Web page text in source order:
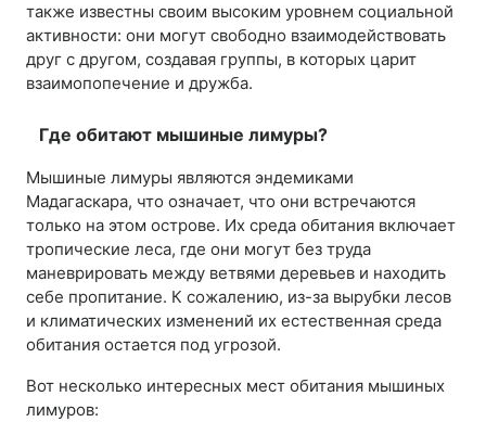
также известны своим высоким уровнем социальной
активности: они могут свободно взаимодействовать
друг с другом, создавая группы, в которых царит
взаимопопечение и дружба.
Где обитают мышиные лимуры?
Мышиные лимуры являются эндемиками
Мадагаскара, что означает, что они встречаются
только на этом острове. Их среда обитания включает
тропические леса, где они могут без труда
маневрировать между ветвями деревьев и находить
себе пропитание. К сожалению, из-за вырубки лесов
и климатических изменений их естественная среда
обитания остается под угрозой.
Вот несколько интересных мест обитания мышиных
лимуров: